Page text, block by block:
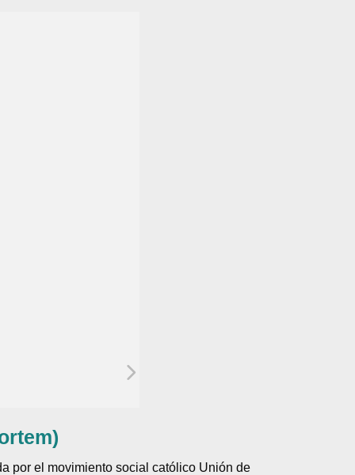
por el movimiento social católico Unión de